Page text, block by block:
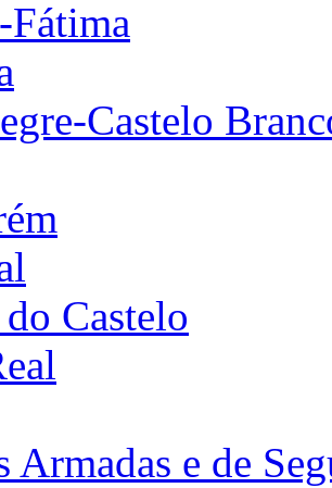
Castelo
Castelo
Armadas e de